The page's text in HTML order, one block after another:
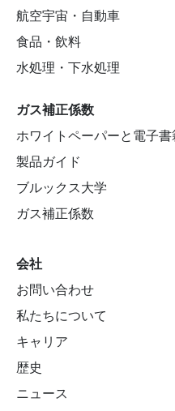
航空宇宙・自動車
食品・飲料
水処理・下水処理
ガス補正係数
ホワイトペーパーと電子書
製品ガイド
ブルックス大学
ガス補正係数
会社
お問い合わせ
私たちについて
キャリア
歴史
ニュース